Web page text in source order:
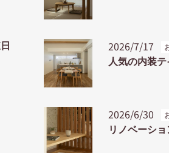
2026/7/17
人気の内装
2026/6/30
リノベーシ